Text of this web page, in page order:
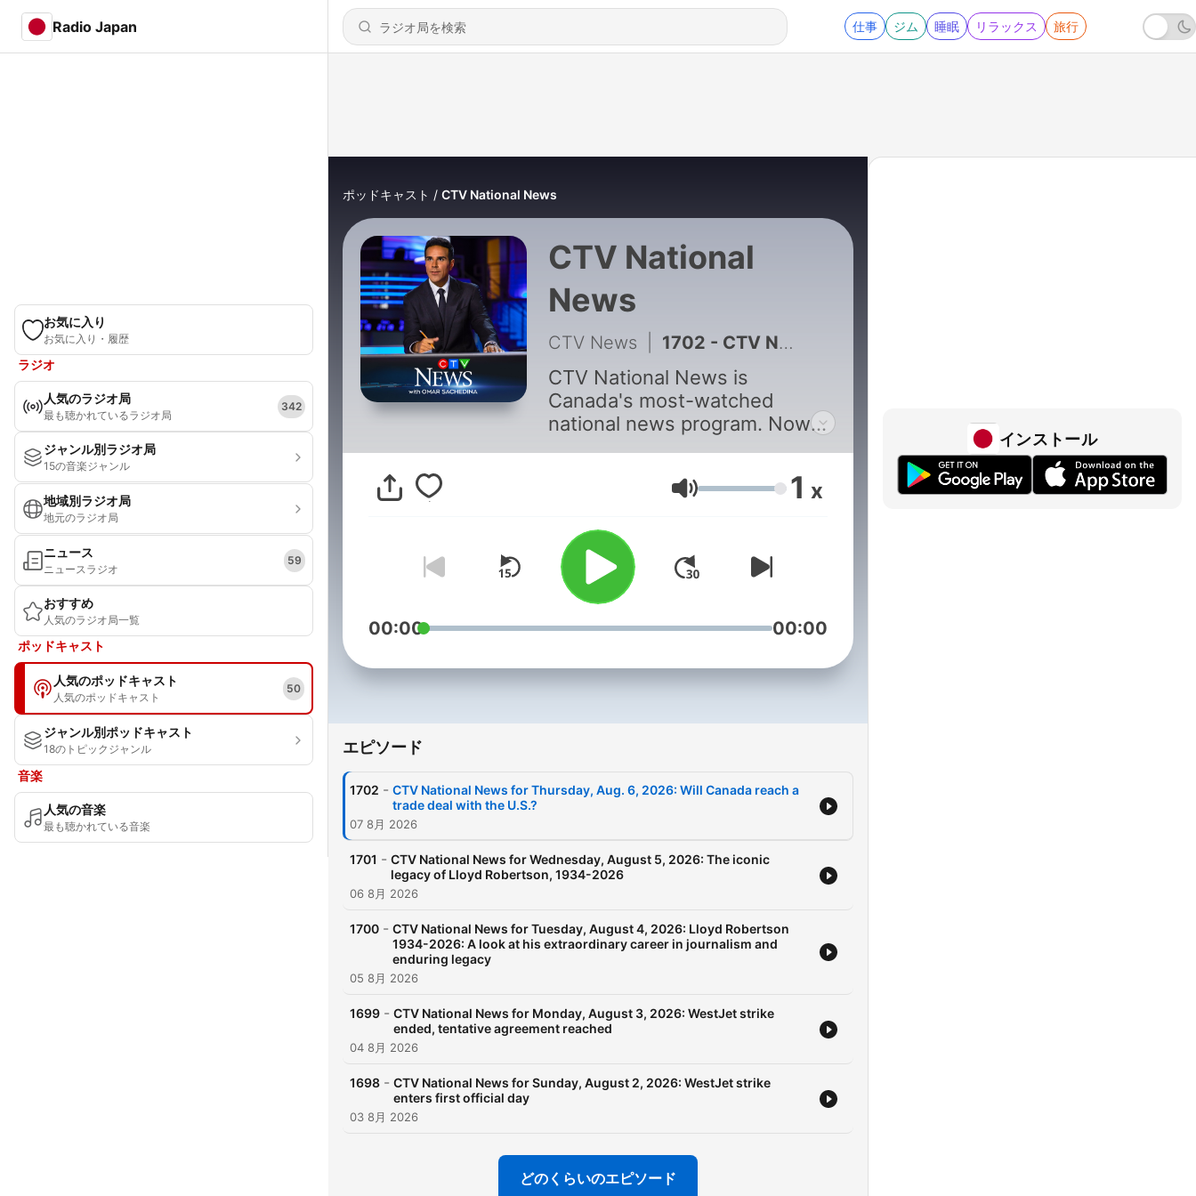
Radio Japan 仕事 ジム 睡眠 リラックス 旅行
お気に入り
お気に入り・履歴
ラジオ
人気のラジオ局
最も聴かれているラジオ局
342
ジャンル別ラジオ局
15の音楽ジャンル
地域別ラジオ局
地元のラジオ局
ニュース
ニュースラジオ
59
おすすめ
人気のラジオ局一覧
ポッドキャスト
人気のポッドキャスト
人気のポッドキャスト
50
ジャンル別ポッドキャスト
18のトピックジャンル
音楽
人気の音楽
最も聴かれている音楽
ポッドキャスト CTV National News
CTV National
News
CTV News 1702 - CTV National News for Thursday, Aug. 6, 2026: Will Canada reach a trade deal with the U.S.?
CTV National News is
Canada's most-watched
national news program. Now
CTV National News Podcast,
Canada’s most trusted
newscast featuring stories
from here and around the
world with a perspective that
is distinctly Canadian and
organization in Canada.
音量 1 x
00:00 00:00
エピソード
1702 - CTV National News for Thursday, Aug. 6, 2026: Will Canada reach a
trade deal with the U.S.?
07 8月 2026
1701 - CTV National News for Wednesday, August 5, 2026: The iconic
legacy of Lloyd Robertson, 1934-2026
06 8月 2026
1700 - CTV National News for Tuesday, August 4, 2026: Lloyd Robertson
1934-2026: A look at his extraordinary career in journalism and
enduring legacy
05 8月 2026
1699 - CTV National News for Monday, August 3, 2026: WestJet strike
ended, tentative agreement reached
04 8月 2026
1698 - CTV National News for Sunday, August 2, 2026: WestJet strike
enters first official day
03 8月 2026
どのくらいのエピソード
インストール